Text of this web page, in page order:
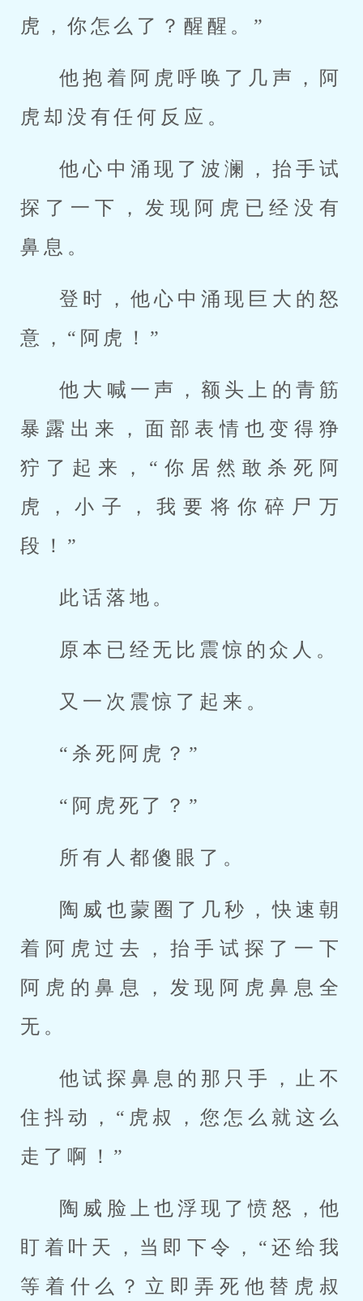
虎，你怎么了？醒醒。”
他抱着阿虎呼唤了几声，阿
虎却没有任何反应。
他心中涌现了波澜，抬手试
探了一下，发现阿虎已经没有
鼻息。
登时，他心中涌现巨大的怒
意，“阿虎！”
他大喊一声，额头上的青筋
暴露出来，面部表情也变得狰
狞了起来，“你居然敢杀死阿
虎，小子，我要将你碎尸万
段！”
此话落地。
原本已经无比震惊的众人。
又一次震惊了起来。
“杀死阿虎？”
“阿虎死了？”
所有人都傻眼了。
陶威也蒙圈了几秒，快速朝
着阿虎过去，抬手试探了一下
阿虎的鼻息，发现阿虎鼻息全
无。
他试探鼻息的那只手，止不
住抖动，“虎叔，您怎么就这么
走了啊！”
陶威脸上也浮现了愤怒，他
盯着叶天，当即下令，“还给我
等着什么？立即弄死他替虎叔